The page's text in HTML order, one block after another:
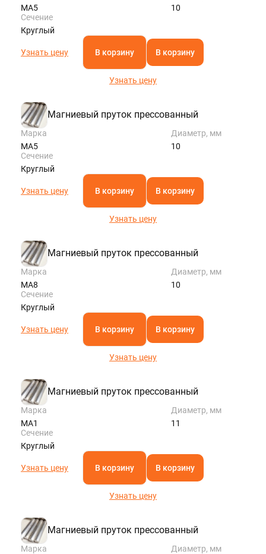
МА5
10
Сечение
Круглый
Узнать цену В корзину В корзину
Узнать цену
Магниевый пруток прессованный
Марка
МА5
Диаметр, мм
10
Сечение
Круглый
Узнать цену В корзину В корзину
Узнать цену
Магниевый пруток прессованный
Марка
МА8
Диаметр, мм
10
Сечение
Круглый
Узнать цену В корзину В корзину
Узнать цену
Магниевый пруток прессованный
Марка
МА1
Диаметр, мм
11
Сечение
Круглый
Узнать цену В корзину В корзину
Узнать цену
Магниевый пруток прессованный
Марка
Диаметр, мм